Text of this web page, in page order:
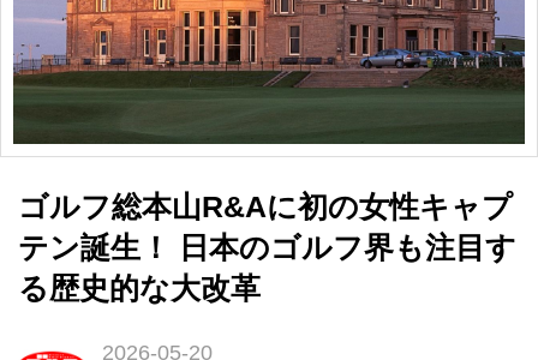
ゴルフ総本山R&Aに初の女性キャプ
テン誕生！ 日本のゴルフ界も注目す
る歴史的な大改革
2026-05-20